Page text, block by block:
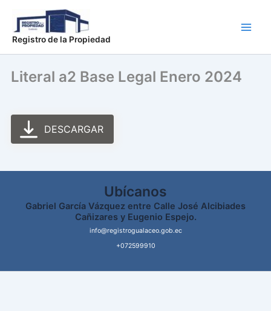
contenido
Registro de la Propiedad
Literal a2 Base Legal Enero 2024
DESCARGAR
Ubícanos
Gabriel García Vázquez entre Calle José Alcibiades
Cañizares y Eugenio Espejo.
info@registrogualaceo.gob.ec
+072599910